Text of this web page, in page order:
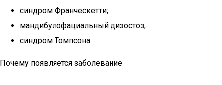
синдром Франческетти;
мандибулофациальный дизостоз;
синдром Томпсона.
Почему появляется заболевание